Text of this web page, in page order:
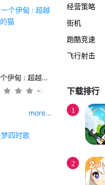
另一个伊甸 : 超越时空的猫
more...
经营策略
街机
跑酷竞速
飞行射击
下载排行
1
2